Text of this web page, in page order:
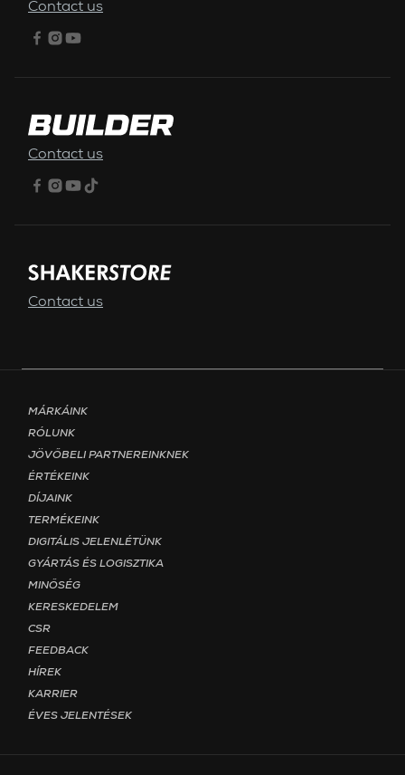
Contact us
Contact us
Contact us
MÁRKÁINK
RÓLUNK
JÖVŐBELI PARTNEREINKNEK
ÉRTÉKEINK
DÍJAINK
TERMÉKEINK
DIGITÁLIS JELENLÉTÜNK
GYÁRTÁS ÉS LOGISZTIKA
MINŐSÉG
KERESKEDELEM
CSR
FEEDBACK
HÍREK
KARRIER
ÉVES JELENTÉSEK